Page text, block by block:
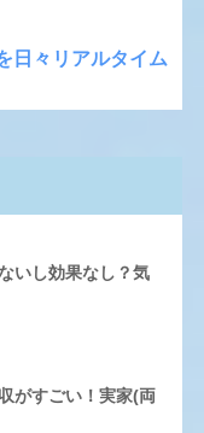
日々リアルタイム
いし効果なし？気
がすごい！実家(両